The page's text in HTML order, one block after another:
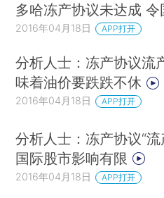
多哈冻产协议未达成
2016年04月18日 APP打开
分析人士：冻产协议流
味着油价要跌跌不休
2016年04月18日 APP打开
分析人士：冻产协议“流
国际股市影响有限
2016年04月18日 APP打开